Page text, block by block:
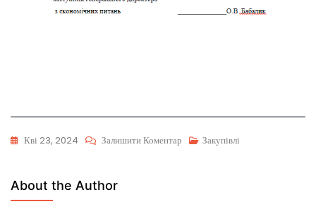
Кві 23, 2024 Залишити Коментар Закупівлі
About the Author